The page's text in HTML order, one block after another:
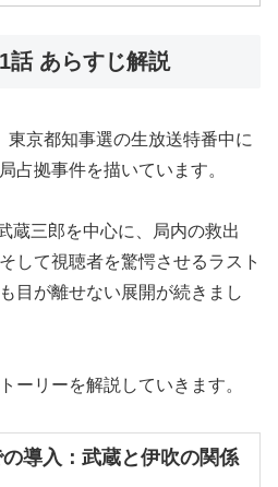
話 あらすじ解説
東京都知事選の生放送特番中に
占拠事件を描いています。
蔵三郎を中心に、局内の救出
して視聴者を驚愕させるラスト
目が離せない展開が続きまし
ーリーを解説していきます。
導入：武蔵と伊吹の関係